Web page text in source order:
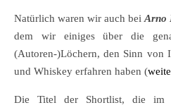
Natürlich waren wir auch bei Arno
dem wir einiges über die
(Autoren-)Löchern, den Sinn von
und Whiskey erfahren haben (
Die Titel der Shortlist, die im